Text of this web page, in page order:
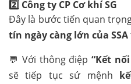
2️⃣ Công ty CP Cơ khí SG
Đây là bước tiến quan
tín ngày càng lớn của SSA
💬 Với thông điệp “Kết
sẽ tiếp tục sứ mệnh